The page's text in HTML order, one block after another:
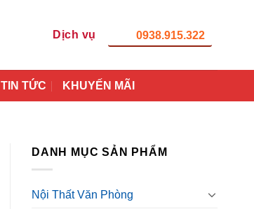
Dịch vụ 0938.915.322
TIN TỨC KHUYẾN MÃI
DANH MỤC SẢN PHẨM
Nội Thất Văn Phòng